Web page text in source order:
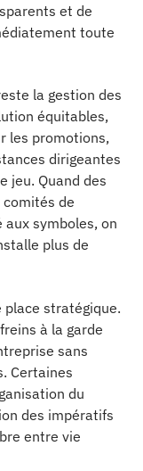
et de
toute
la gestion des
équitables,
les promotions,
dirigeantes
jeu. Quand des
de
symboles, on
plus de
place stratégique.
à la garde
sans
Certaines
du
des impératifs
entre vie